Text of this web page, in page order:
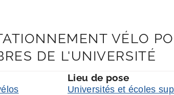
VÉLO
DE L'UNIVERSITÉ
Lieu de pose
Universités et écoles